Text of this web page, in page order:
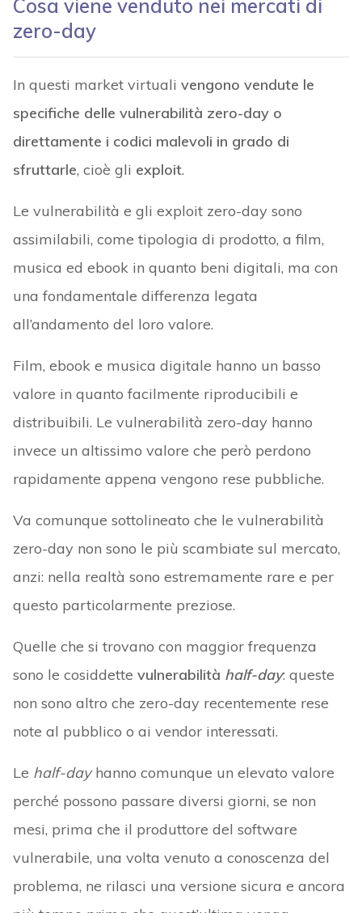
Cosa viene venduto nei mercati di
zero-day
In questi market virtuali vengono vendute le
specifiche delle vulnerabilità zero-day o
direttamente i codici malevoli in grado di
sfruttarle, cioè gli exploit.
Le vulnerabilità e gli exploit zero-day sono
assimilabili, come tipologia di prodotto, a film,
musica ed ebook in quanto beni digitali, ma con
una fondamentale differenza legata
all’andamento del loro valore.
Film, ebook e musica digitale hanno un basso
valore in quanto facilmente riproducibili e
distribuibili. Le vulnerabilità zero-day hanno
invece un altissimo valore che però perdono
rapidamente appena vengono rese pubbliche.
Va comunque sottolineato che le vulnerabilità
zero-day non sono le più scambiate sul mercato,
anzi: nella realtà sono estremamente rare e per
questo particolarmente preziose.
Quelle che si trovano con maggior frequenza
sono le cosiddette vulnerabilità half-day: queste
non sono altro che zero-day recentemente rese
note al pubblico o ai vendor interessati.
Le half-dayhanno comunque un elevato valore
perché possono passare diversi giorni, se non
mesi, prima che il produttore del software
vulnerabile, una volta venuto a conoscenza del
problema, ne rilasci una versione sicura e ancora